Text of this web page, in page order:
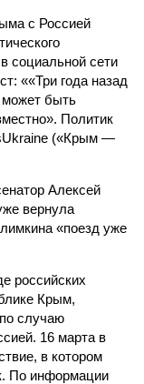
с Россией
социальной сети
««Три года назад
может быть
Политик
(«Крым —
Алексей
вернула
«поезд уже
российских
Крым,
случаю
16 марта в
в котором
По информации